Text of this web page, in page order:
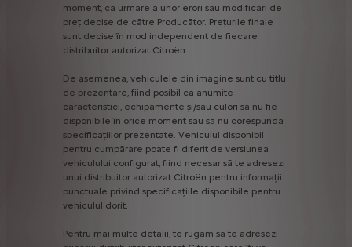
moment, ca urmare a unor erori sau modificări de
preț decise de către Producător. Prețurile finale
sunt decise în mod independent de fiecare
distribuitor autorizat Citroën.
De asemenea, vehiculele din imagine sunt cu titlu
de prezentare, fiind posibil ca anumite
caracteristici, echipamente și/sau culori să nu fie
disponibile în orice moment sau să nu corespundă
specificațiilor prezentate. Vehiculul disponibil
pentru cumpărare poate fi diferit de versiunea
vehiculului configurat, fiind necesar să te adresezi
unui distribuitor autorizat Citroën pentru informații
punctuale privind specificațiile disponibile pentru
vehiculul dorit.
Pentru mai multe detalii, te rugăm să te adresezi